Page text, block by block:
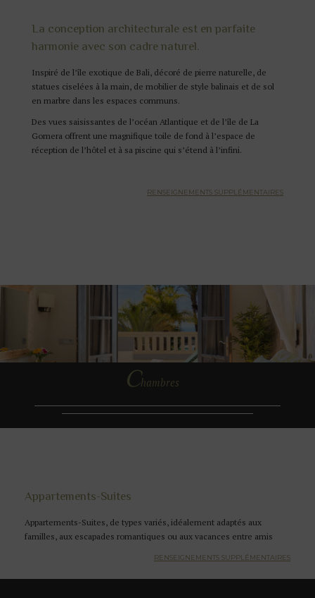
La conception architecturale est en parfaite
harmonie avec son cadre naturel.
Inspiré de l’île exotique de Bali, décoré de pierre naturelle, de
statues ciselées à la main, de mobilier de style balinais et de sol
en marbre dans les espaces communs.
Des vues saisissantes de l’océan Atlantique et de l’île de La
Gomera offrent une magnifique toile de fond à l’espace de
réception de l’hôtel et à sa piscine qui s’étend à l’infini.
RENSEIGNEMENTS SUPPLÉMENTAIRES
Chambres
Appartements-Suites
Appartements-Suites, de types variés, idéalement adaptés aux
familles, aux escapades romantiques ou aux vacances entre amis
RENSEIGNEMENTS SUPPLÉMENTAIRES